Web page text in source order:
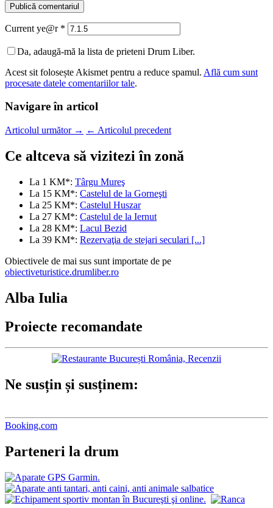
Current ye@r *
Da, adaugă-mă la lista de prieteni Drum Liber.
Acest sit folosește Akismet pentru a reduce spamul. Află cum sunt
procesate datele comentariilor tale.
Navigare în articol
Articolul următor → ← Articolul precedent
Ce altceva să vizitezi în zonă
La 1 KM*: Târgu Mureş
La 15 KM*: Castelul de la Gorneşti
La 25 KM*: Castelul Huszar
La 27 KM*: Castelul de la Iernut
La 28 KM*: Lacul Bezid
La 39 KM*: Rezervaţia de stejari seculari [...]
Obiectivele de mai sus sunt importate de pe
obiectiveturistice.drumliber.ro
Alba Iulia
Proiecte recomandate
Ne susțin și susținem:
Booking.com
Parteneri la drum